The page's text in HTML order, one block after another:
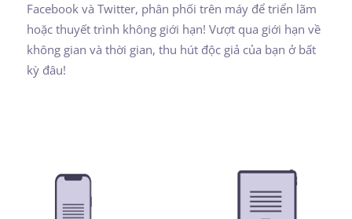
Facebook và Twitter, phân phối trên máy để triển lãm
hoặc thuyết trình không giới hạn! Vượt qua giới hạn về
không gian và thời gian, thu hút độc giả của bạn ở bất
kỳ đâu!